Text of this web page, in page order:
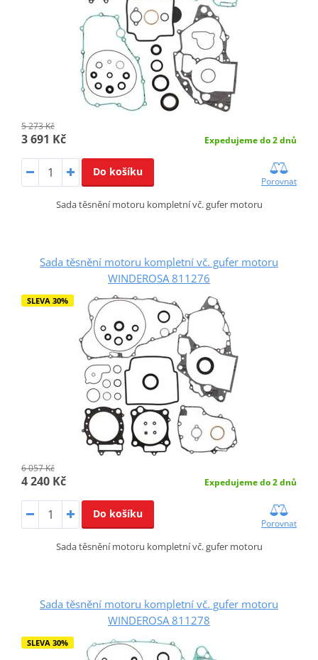
5 273 Kč
3 691 Kč Expedujeme do 2 dnů
Do košíku
Porovnat
Sada těsnění motoru kompletní vč. gufer motoru
Sada těsnění motoru kompletní vč. gufer motoru
WINDEROSA 811276
SLEVA 30%
6 057 Kč
4 240 Kč Expedujeme do 2 dnů
Do košíku
Porovnat
Sada těsnění motoru kompletní vč. gufer motoru
Sada těsnění motoru kompletní vč. gufer motoru
WINDEROSA 811278
SLEVA 30%